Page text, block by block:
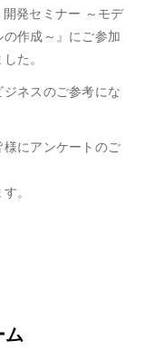
発セミナー ～モデ
作成～』にご参加
た。
ネスのご参考にな
にアンケートのご
。
ム